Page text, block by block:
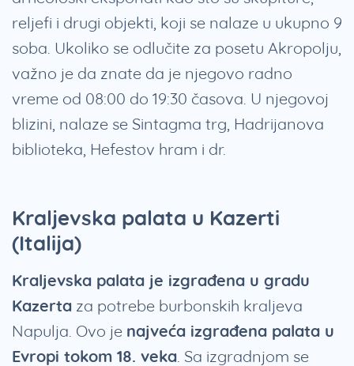
reljefi i drugi objekti, koji se nalaze u ukupno 9
soba. Ukoliko se odlučite za posetu Akropolju,
važno je da znate da je njegovo radno
vreme od 08:00 do 19:30 časova. U njegovoj
blizini, nalaze se Sintagma trg, Hadrijanova
biblioteka, Hefestov hram i dr.
Kraljevska palata u Kazerti
(Italija)
Kraljevska palata je izgrađena u gradu
Kazerta za potrebe burbonskih kraljeva
Napulja. Ovo je najveća izgrađena palata u
Evropi tokom 18. veka. Sa izgradnjom se